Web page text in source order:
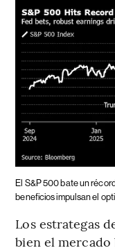
El S&P 500 bate un
beneficios impulsan el
Los estrategas
bien el